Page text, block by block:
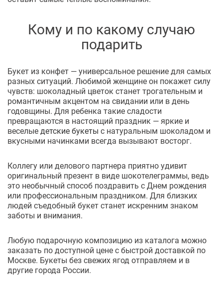
Кому и по какому случаю
подарить
Букет из конфет — универсальное решение для самых
разных ситуаций. Любимой женщине он покажет силу
чувств: шоколадный цветок станет трогательным и
романтичным акцентом на свидании или в день
годовщины. Для ребенка такие сладости
превращаются в настоящий праздник — яркие и
веселыедетские букеты с натуральным шоколадом и
вкусными начинками всегда вызывают восторг.
Коллегу или делового партнера приятно удивит
оригинальный презент в виде шокотелеграммы, ведь
это необычный способ поздравить с Днем рождения
или профессиональным праздником. Для близких
людей съедобный букет станет искренним знаком
заботы и внимания.
Любую подарочную композицию из каталога можно
заказать по доступной цене с быстрой доставкой по
Москве. Букеты без свежих ягод отправляем и в
другие города России.